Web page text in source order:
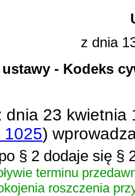
z dnia
ustawy - Kodeks
dnia 23 kwietnia
1025)
§ 2 dodaje się §
terminu
roszczenia